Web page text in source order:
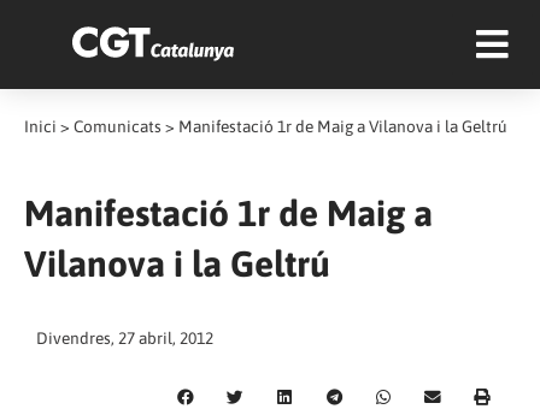
Inici > Comunicats > Manifestació 1r de Maig a Vilanova i la Geltrú
Manifestació 1r de Maig a
Vilanova i la Geltrú
Divendres, 27 abril, 2012